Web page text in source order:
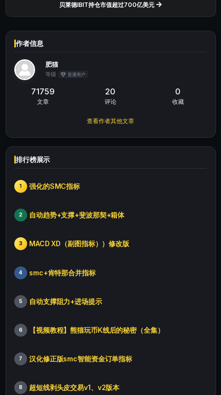
贝莱德IBIT持仓市值超过700亿美元
作者信息
肥猫
等级 普通用户
71759
文章
20
评论
0
收藏
查看作者其他文章
排行榜展示
1 强化的SMC指标
2 自动趋势+支撑+斐波那契+箱体
3 MACD XD（副图指标））修改版
4 smc+肯特那合并指标
5 自动支撑阻力+进场提示
6 【视频教程】熊猫玩币K线后的秘密（全集）
7 汉化修正版smc智能资金订单指标
8 超短线剥头皮交易v1、v2版本